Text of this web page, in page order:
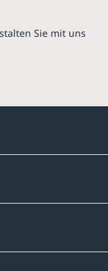
Sie mit uns